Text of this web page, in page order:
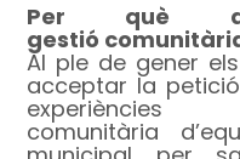
Per què
gestió
Al ple de gener
acceptar la
comunitària